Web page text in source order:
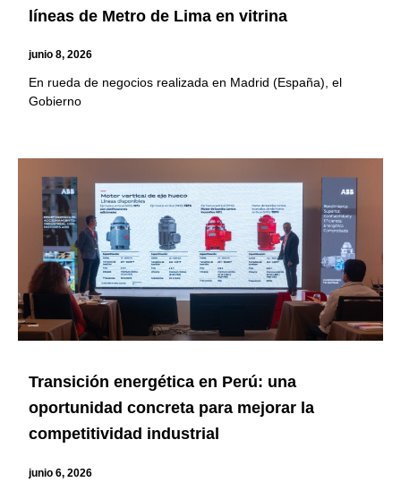
líneas de Metro de Lima en vitrina
junio 8, 2026
En rueda de negocios realizada en Madrid (España), el
Gobierno
Transición energética en Perú: una
oportunidad concreta para mejorar la
competitividad industrial
junio 6, 2026